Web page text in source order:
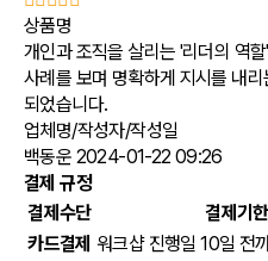
상품명
개인과 조직을 살리는 '리더의 역할'
사례를 보며 명확하게 지시를 내
되었습니다.
업체명/작성자/작성일
백동운 2024-01-22 09:26
결제 규정
결제수단
결제기한
카드결제 워크샵 진행일 10일 전